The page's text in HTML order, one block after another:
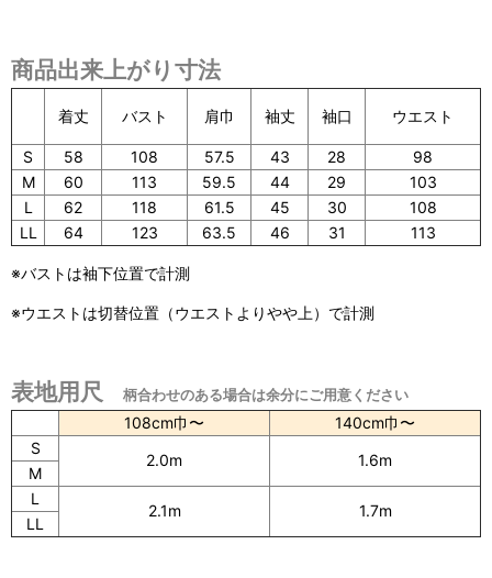
商品出来上がり寸法
着丈 バスト 肩巾 袖丈 袖口 ウエスト
S 58 108 57.5 43 28
98
M
60 113 59.5 44 29
103
L
62 118 61.5 45 30
108
LL
64 123 63.5 46 31 113
※バストは袖下位置で計測
※ウエストは切替位置（ウエストよりやや上）で計測
表地用尺 柄合わせのある場合は余分にご用意ください
108cm巾〜
140cm巾〜
S
2.0m 1.6m
M
L
2.1m 1.7m
LL